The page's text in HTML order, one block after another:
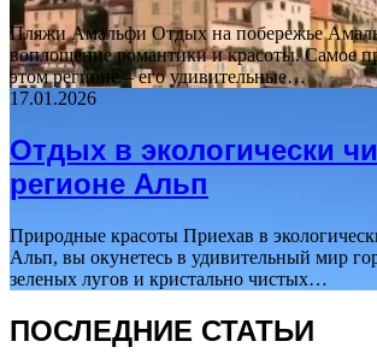
Пляжи Амальфи Отдых на побережье
воплощение романтики и красоты. Самое
этом регионе – его удивительные…
17.01.2026
Отдых в экологически
регионе Альп
Природные красоты Приехав в
Альп, вы окунетесь в удивительный мир
зеленых лугов и кристально чистых…
ПОСЛЕДНИЕ СТАТЬИ